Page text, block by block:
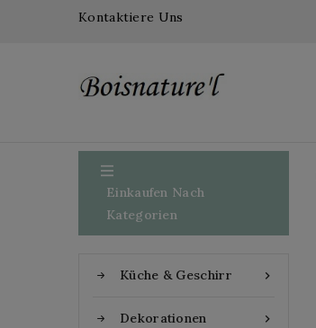
Kontaktiere Uns

Einkaufen Nach
Kategorien

Küche & Geschirr

Dekorationen